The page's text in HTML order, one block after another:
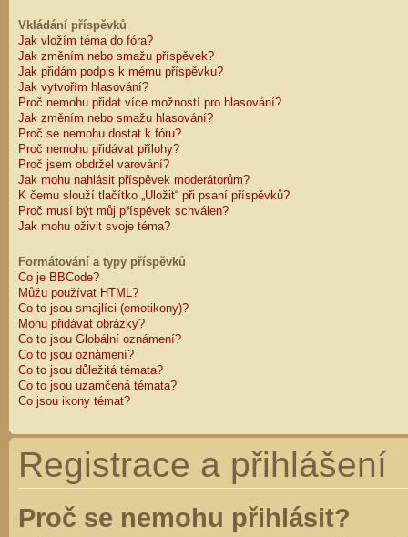
Vkládání příspěvků
Jak vložím téma do fóra?
Jak změním nebo smažu příspěvek?
Jak přidám podpis k mému příspěvku?
Jak vytvořím hlasování?
Proč nemohu přidat více možností pro hlasování?
Jak změním nebo smažu hlasování?
Proč se nemohu dostat k fóru?
Proč nemohu přidávat přílohy?
Proč jsem obdržel varování?
Jak mohu nahlásit příspěvek moderátorům?
K čemu slouží tlačítko „Uložit“ při psaní příspěvků?
Proč musí být můj příspěvek schválen?
Jak mohu oživit svoje téma?
Formátování a typy příspěvků
Co je BBCode?
Můžu používat HTML?
Co to jsou smajlíci (emotikony)?
Mohu přidávat obrázky?
Co to jsou Globální oznámení?
Co to jsou oznámení?
Co to jsou důležitá témata?
Co to jsou uzamčená témata?
Co jsou ikony témat?
Registrace a přihlášení
Proč se nemohu přihlásit?